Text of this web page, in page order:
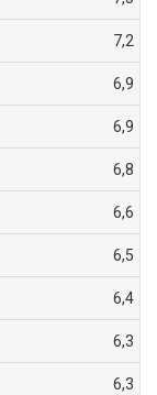
7,2
6,9
6,9
6,8
6,6
6,5
6,4
6,3
6,3